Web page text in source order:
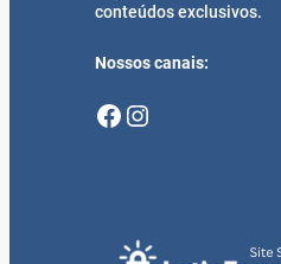
conteúdos exclusivos.
Nossos canais:
Facebook Instagram